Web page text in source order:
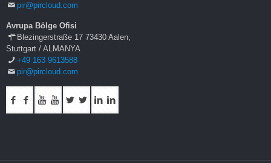
pir@pircloud.com
Avrupa Bölge Ofisi
Blezingerstraße 17 73430 Aalen,
Stuttgart / ALMANYA
+49 163 9613588
pir@pircloud.com